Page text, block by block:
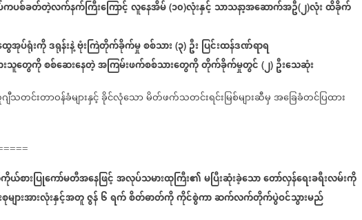
ပစ်ခတ်တဲ့လက်နက်ကြီးကြောင့်လူနေအိမ် (၁၀)လုံးနှင့်သာသနာ့အဆောက်အဦ(၂)လုံးထိခိုက်
ေအုပ်ရုံးကိုဒရုန်းနဲ့ဗုံးကြဲတိုက်ခိုက်မှုစစ်သား (၃) ဦး ပြင်းထန်ဒဏ်ရာရ
းသူတွေကိုစစ်ဆေးနေတဲ့အကြမ်းဖက်စစ်သားတွေကိုတိုက်ခိုက်မှုတွင် (၂) ဦးသေဆုံး
သတင်းတာဝန်ခံများနှင့်ခိုင်လုံသောမိတ်ဖက်သတင်းရင်းမြစ်များဆီမှအခြေခံတင်ပြထား
စားပြုကော်မတီအနေဖြင့်အလုပ်သမားထုကြီး၏မပြီးဆုံးခဲ့သောတော်လှန်ရေးခရီးလမ်းကို
များအားလုံးနှင့်အတူဇွန်၆ရက်စိတ်ဓာတ်ကိုကိုင်စွဲကာဆက်လက်တိုက်ပွဲဝင်သွားမည်